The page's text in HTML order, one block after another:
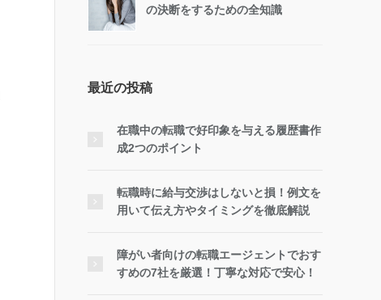
の決断をするための全知識
最近の投稿
在職中の転職で好印象を与える履歴書作
成2つのポイント
転職時に給与交渉はしないと損！例文を
用いて伝え方やタイミングを徹底解説
障がい者向けの転職エージェントでおす
すめの7社を厳選！丁寧な対応で安心！